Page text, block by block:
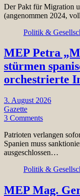
Der Pakt für Migration
(angenommen 2024,
Politik &
MEP Petra
stürmen
orchestrierte
3. August 2026
Gazette
3 Comments
Patrioten verlangen
Spanien muss
ausgeschlossen…
Politik &
MEP Mag.